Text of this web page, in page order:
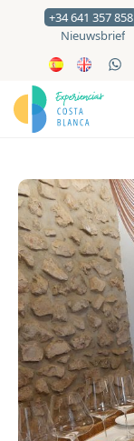
+34 641 357 858
Nieuwsbrief